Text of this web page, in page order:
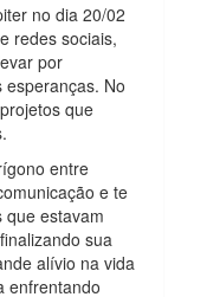
no dia 20/02
redes sociais,
por
No
que
entre
e te
que estavam
sua
alívio na vida
enfrentando